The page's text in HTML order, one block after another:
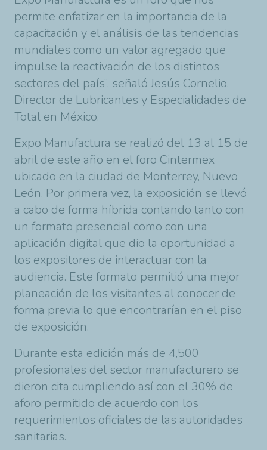
permite enfatizar en la importancia de la
capacitación y el análisis de las tendencias
mundiales como un valor agregado que
impulse la reactivación de los distintos
sectores del país”, señaló Jesús Cornelio,
Director de Lubricantes y Especialidades de
Total en México.
Expo Manufactura se realizó del 13 al 15 de
abril de este año en el foro Cintermex
ubicado en la ciudad de Monterrey, Nuevo
León. Por primera vez, la exposición se llevó
a cabo de forma híbrida contando tanto con
un formato presencial como con una
aplicación digital que dio la oportunidad a
los expositores de interactuar con la
audiencia. Este formato permitió una mejor
planeación de los visitantes al conocer de
forma previa lo que encontrarían en el piso
de exposición.
Durante esta edición más de 4,500
profesionales del sector manufacturero se
dieron cita cumpliendo así con el 30% de
aforo permitido de acuerdo con los
requerimientos oficiales de las autoridades
sanitarias.